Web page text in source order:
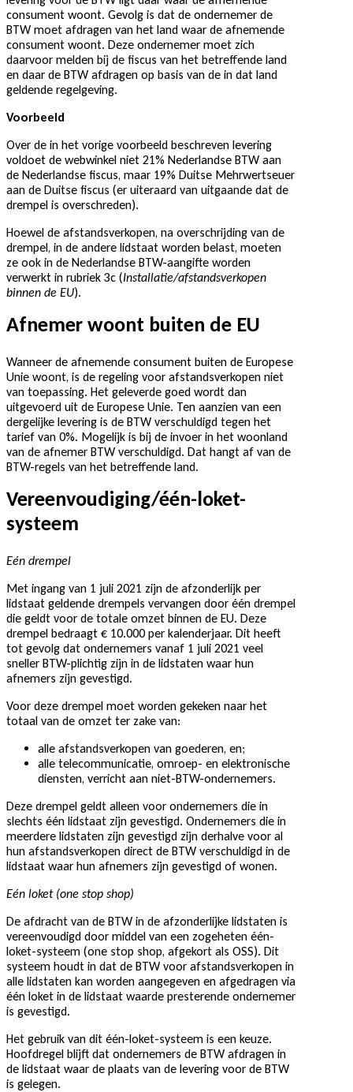
consument woont. Gevolg is dat de ondernemer de
BTW moet afdragen van het land waar de afnemende
consument woont. Deze ondernemer moet zich
daarvoor melden bij de fiscus van het betreffende land
en daar de BTW afdragen op basis van de in dat land
geldende regelgeving.
Voorbeeld
Over de in het vorige voorbeeld beschreven levering
voldoet de webwinkel niet 21% Nederlandse BTW aan
de Nederlandse fiscus, maar 19% Duitse Mehrwertseuer
aan de Duitse fiscus (er uiteraard van uitgaande dat de
drempel is overschreden).
Hoewel de afstandsverkopen, na overschrijding van de
drempel, in de andere lidstaat worden belast, moeten
ze ook in de Nederlandse BTW-aangifte worden
verwerkt in rubriek 3c (Installatie/afstandsverkopen
binnen de EU).
Afnemer woont buiten de EU
Wanneer de afnemende consument buiten de Europese
Unie woont, is de regeling voor afstandsverkopen niet
van toepassing. Het geleverde goed wordt dan
uitgevoerd uit de Europese Unie. Ten aanzien van een
dergelijke levering is de BTW verschuldigd tegen het
tarief van 0%. Mogelijk is bij de invoer in het woonland
van de afnemer BTW verschuldigd. Dat hangt af van de
BTW-regels van het betreffende land.
Vereenvoudiging/één-loket-
systeem
Eén drempel
Met ingang van 1 juli 2021 zijn de afzonderlijk per
lidstaat geldende drempels vervangen door één drempel
die geldt voor de totale omzet binnen de EU. Deze
drempel bedraagt € 10.000 per kalenderjaar. Dit heeft
tot gevolg dat ondernemers vanaf 1 juli 2021 veel
sneller BTW-plichtig zijn in de lidstaten waar hun
afnemers zijn gevestigd.
Voor deze drempel moet worden gekeken naar het
totaal van de omzet ter zake van:
alle afstandsverkopen van goederen, en;
alle telecommunicatie, omroep- en elektronische
diensten, verricht aan niet-BTW-ondernemers.
Deze drempel geldt alleen voor ondernemers die in
slechts één lidstaat zijn gevestigd. Ondernemers die in
meerdere lidstaten zijn gevestigd zijn derhalve voor al
hun afstandsverkopen direct de BTW verschuldigd in de
lidstaat waar hun afnemers zijn gevestigd of wonen.
Eén loket (one stop shop)
De afdracht van de BTW in de afzonderlijke lidstaten is
vereenvoudigd door middel van een zogeheten één-
loket-systeem (one stop shop, afgekort als OSS). Dit
systeem houdt in dat de BTW voor afstandsverkopen in
alle lidstaten kan worden aangegeven en afgedragen via
één loket in de lidstaat waarde presterende ondernemer
is gevestigd.
Het gebruik van dit één-loket-systeem is een keuze.
Hoofdregel blijft dat ondernemers de BTW afdragen in
de lidstaat waar de plaats van de levering voor de BTW
is gelegen.